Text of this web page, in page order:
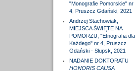
"Monografie Pomorskie" nr
4, Pruszcz Gdański, 2021
Andrzej Stachowiak,
MIEJSCA ŚWIĘTE NA
POMORZU, "Etnografia dla
Każdego" nr 4, Pruszcz
Gdański - Słupsk, 2021
NADANIE DOKTORATU
HONORIS CAUSA